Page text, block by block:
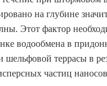
на глубине
Этот фактор
водообмена в
террасы в
частиц